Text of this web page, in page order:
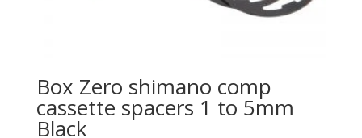
Box Zero shimano comp
cassette spacers 1 to 5mm
Black